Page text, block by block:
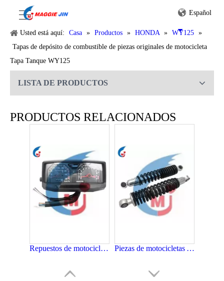
Español
Usted está aquí: Casa » Productos » HONDA » WY125 »
Tapas de depósito de combustible de piezas originales de motocicleta
Tapa Tanque WY125
LISTA DE PRODUCTOS
PRODUCTOS RELACIONADOS
Repuestos de motocicletas Velocímetro de motocicleta para WY125 Piezas de motocicletas Amortiguador trasero para motocicleta Wy 125